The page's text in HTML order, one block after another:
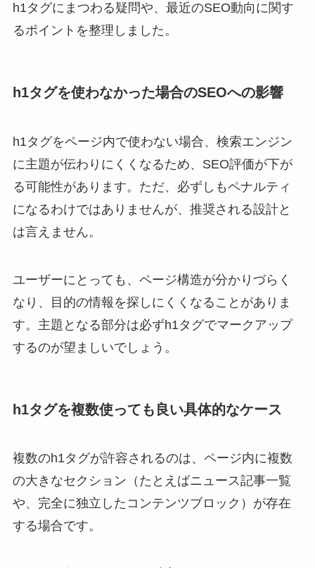
h1タグにまつわる疑問や、最近のSEO動向に関す
るポイントを整理しました。
h1タグを使わなかった場合のSEOへの影響
h1タグをページ内で使わない場合、検索エンジン
に主題が伝わりにくくなるため、SEO評価が下が
る可能性があります。ただ、必ずしもペナルティ
になるわけではありませんが、推奨される設計と
は言えません。
ユーザーにとっても、ページ構造が分かりづらく
なり、目的の情報を探しにくくなることがありま
す。主題となる部分は必ずh1タグでマークアップ
するのが望ましいでしょう。
h1タグを複数使っても良い具体的なケース
複数のh1タグが許容されるのは、ページ内に複数
の大きなセクション（たとえばニュース記事一覧
や、完全に独立したコンテンツブロック）が存在
する場合です。